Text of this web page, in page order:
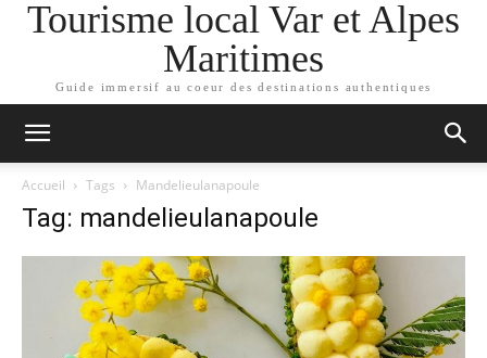
Tourisme local Var et Alpes
Maritimes
Guide immersif au coeur des destinations authentiques
Accueil Tags Mandelieulanapoule
Tag: mandelieulanapoule